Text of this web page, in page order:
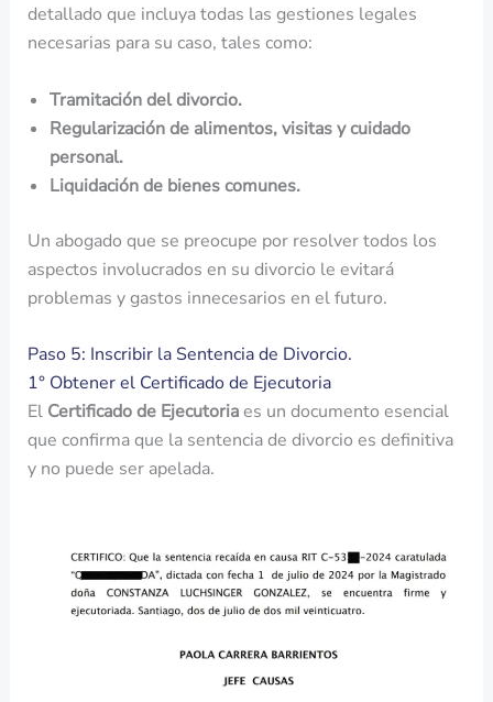
detallado que incluya todas las gestiones legales
necesarias para su caso, tales como:
Tramitación del divorcio.
Regularización de alimentos, visitas y cuidado
personal.
Liquidación de bienes comunes.
Un abogado que se preocupe por resolver todos los
aspectos involucrados en su divorcio le evitará
problemas y gastos innecesarios en el futuro.
Paso 5: Inscribir la Sentencia de Divorcio.
1° Obtener el Certificado de Ejecutoria
El Certificado de Ejecutoriaes un documento esencial
que confirma que la sentencia de divorcio es definitiva
y no puede ser apelada.